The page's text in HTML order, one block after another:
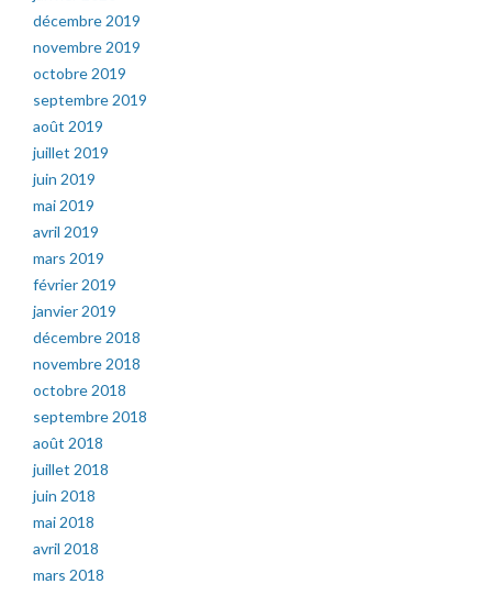
décembre 2019
novembre 2019
octobre 2019
septembre 2019
août 2019
juillet 2019
juin 2019
mai 2019
avril 2019
mars 2019
février 2019
janvier 2019
décembre 2018
novembre 2018
octobre 2018
septembre 2018
août 2018
juillet 2018
juin 2018
mai 2018
avril 2018
mars 2018